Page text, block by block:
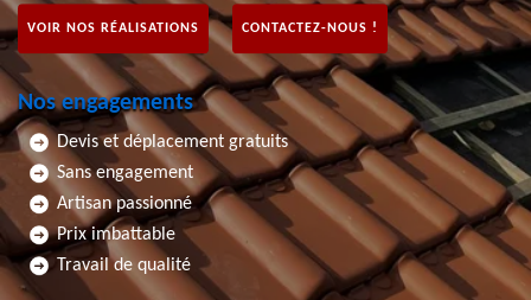
VOIR NOS RÉALISATIONS CONTACTEZ-NOUS !
Nos engagements
Devis et déplacement gratuits
Sans engagement
Artisan passionné
Prix imbattable
Travail de qualité